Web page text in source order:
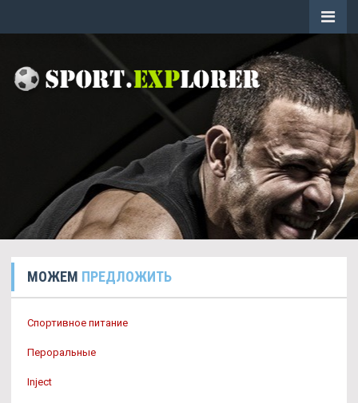
МОЖЕМ ПРЕДЛОЖИТЬ
Спортивное питание
Пероральные
Inject